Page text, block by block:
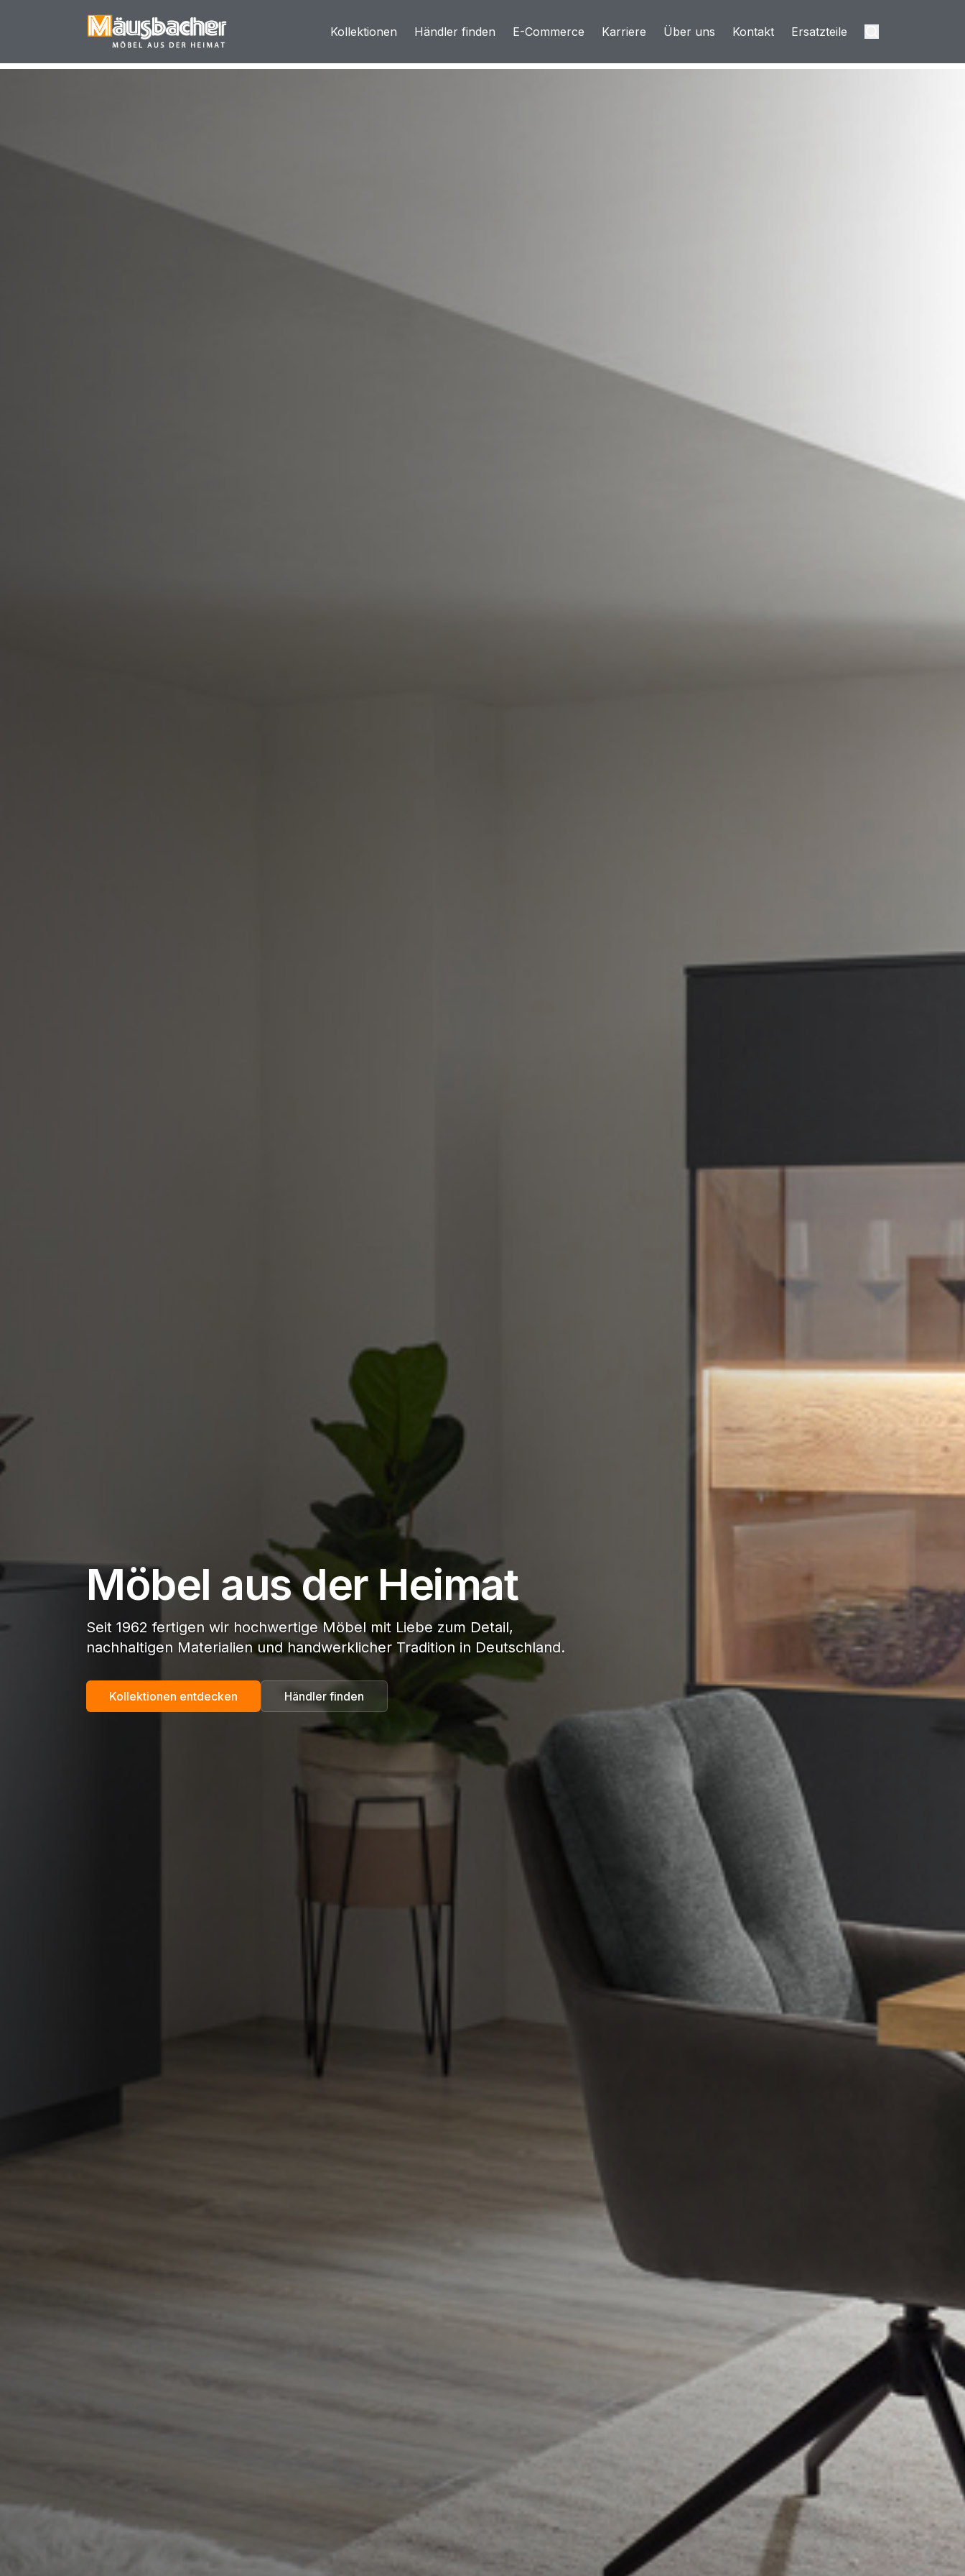
Kollektionen Händler finden E-Commerce Karriere Über uns Kontakt Ersatzteile
Möbel aus der Heimat
Seit 1962 fertigen wir hochwertige Möbel mit Liebe zum Detail,
nachhaltigen Materialien und handwerklicher Tradition in Deutschland.
Kollektionen entdecken Händler finden